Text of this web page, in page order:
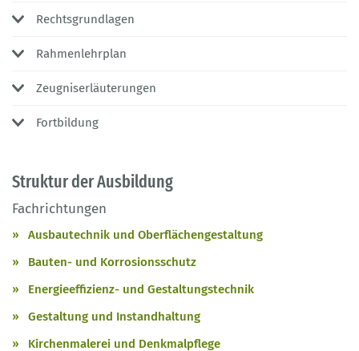
Rechtsgrundlagen
Rahmenlehrplan
Zeugniserläuterungen
Fortbildung
Struktur der Ausbildung
Fachrichtungen
Ausbautechnik und Oberflächengestaltung
Bauten- und Korrosionsschutz
Energieeffizienz- und Gestaltungstechnik
Gestaltung und Instandhaltung
Kirchenmalerei und Denkmalpflege